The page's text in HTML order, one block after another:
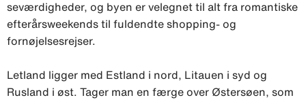
seværdigheder, og byen er velegnet til alt fra romantiske
efterårsweekends til fuldendte shopping- og
fornøjelsesrejser.
Letland ligger med Estland i nord, Litauen i syd og
Rusland i øst. Tager man en færge over Østersøen, som